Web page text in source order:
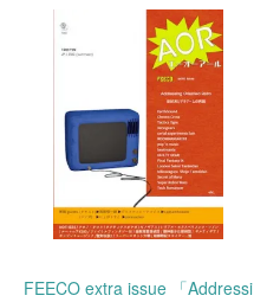
FEECO extra issue 「Addressi